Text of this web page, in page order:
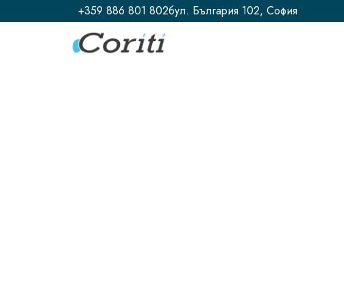
+359 886 801 802бул. България 102, София